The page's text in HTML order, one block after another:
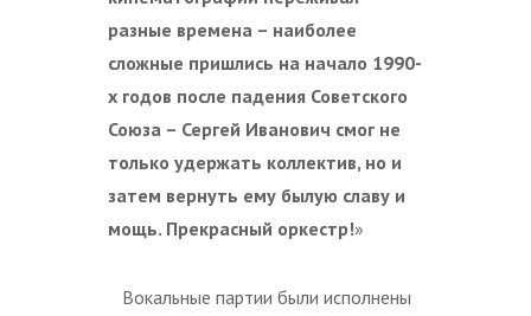
разные времена – наиболее
сложные пришлись на начало 1990-
х годов после падения Советского
Союза – Сергей Иванович смог не
только удержать коллектив, но и
затем вернуть ему былую славу и
мощь. Прекрасный оркестр!»
Вокальные партии были исполнены